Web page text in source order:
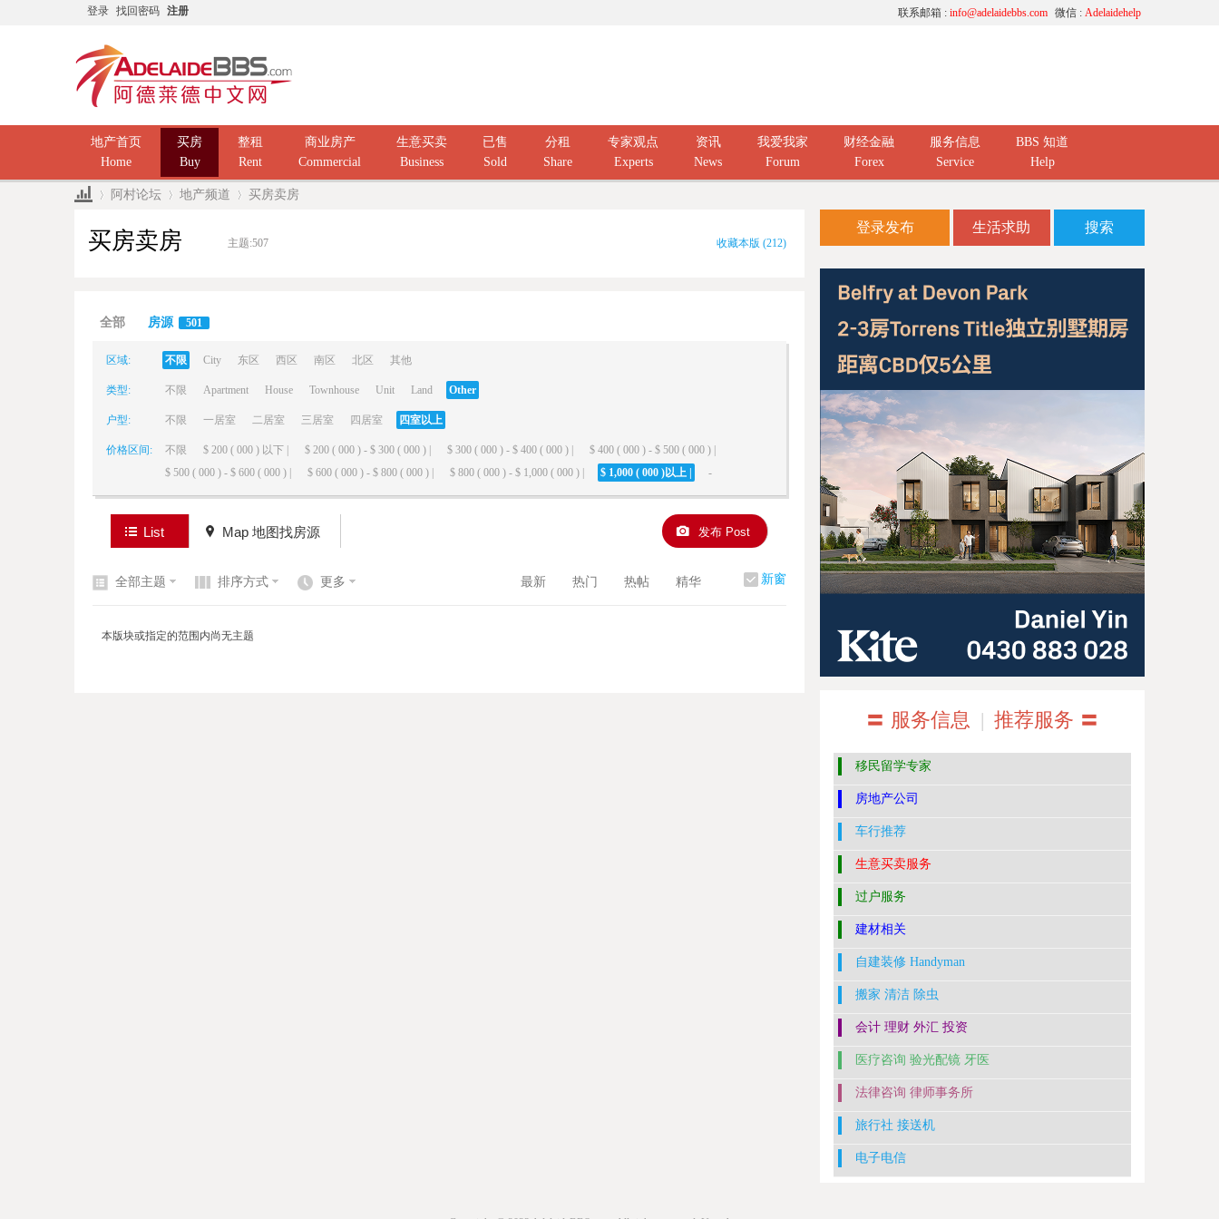
登录 找回密码 注册 微信 : Adelaidehelp
联系邮箱 : info@adelaidebbs.com
地产首页
Home
买房
Buy
整租
Rent
商业房产
Commercial
生意买卖
Business
已售
Sold
分租
Share
专家观点
Experts
资讯
News
我爱我家
Forum
财经金融
Forex
服务信息
Service
BBS 知道
Help
阿村论坛 地产频道 买房卖房
买房卖房 主题:507 收藏本版 (212)
全部 房源 501
区域: 不限 City 东区 西区 南区 北区 其他
类型: 不限 Apartment House Townhouse Unit Land Other
户型: 不限 一居室 二居室 三居室 四居室 四室以上
价格区间: 不限 $ 200 ( 000 ) 以下 | $ 200 ( 000 ) - $ 300 ( 000 ) | $ 300 ( 000 ) - $ 400 ( 000 ) |
$ 400 ( 000 ) - $ 500 ( 000 ) |
$ 500 ( 000 ) - $ 600 ( 000 ) |
$ 600 ( 000 ) - $ 800 ( 000 ) | $ 800 ( 000 ) - $ 1,000 ( 000 ) | $ 1,000 ( 000 )以上 | -
List Map 地图找房源 发布 Post
新窗
全部主题 排序方式 更多 最新 热门 热帖 精华
本版块或指定的范围内尚无主题
登录发布 生活求助 搜索
〓 服务信息 | 推荐服务 〓
移民留学专家
房地产公司
车行推荐
生意买卖服务
过户服务
建材相关
自建装修 Handyman
搬家 清洁 除虫
会计 理财 外汇 投资
医疗咨询 验光配镜 牙医
法律咨询 律师事务所
旅行社 接送机
电子电信